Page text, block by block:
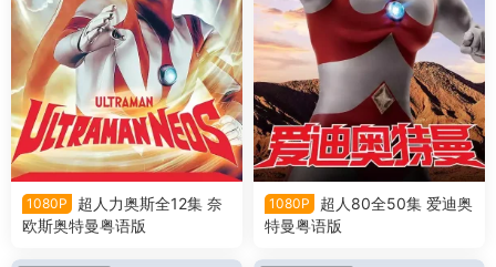
1080P
超人力奥斯全12集 奈
欧斯奥特曼粤语版
1080P
超人80全50集 爱迪奥
特曼粤语版